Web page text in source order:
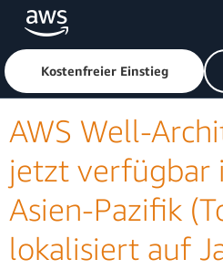
Überspringen zum Hauptinhalt
Klicken Sie hier, um zur
Kostenfreier Einstieg
AWS Well-
jetzt verfügbar
Asien-Pazifik
lokalisiert auf